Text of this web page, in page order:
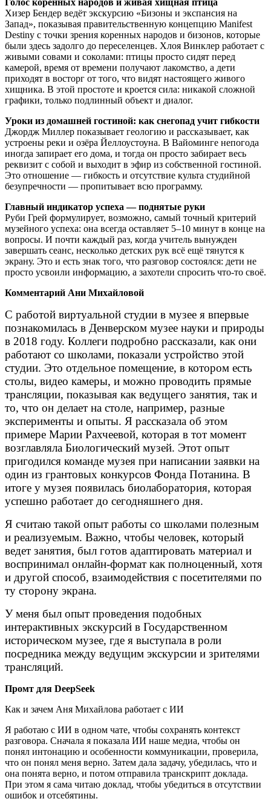
Голос коренных народов и живая хищная птица
Хизер Бендер ведёт экскурсию «Бизоны и экспансия на
Запад», показывая правительственную концепцию Manifest
Destiny с точки зрения коренных народов и бизонов, которые
были здесь задолго до переселенцев. Хлоя Винклер работает с
живыми совами и соколами: птицы просто сидят перед
камерой, время от времени получают лакомство, а дети
приходят в восторг от того, что видят настоящего живого
хищника. В этой простоте и кроется сила: никакой сложной
графики, только подлинный объект и диалог.
Уроки из домашней гостиной: как снегопад учит гибкости
Джордж Миллер показывает геологию и рассказывает, как
устроены реки и озёра Йеллоустоуна. В Вайоминге непогода
иногда запирает его дома, и тогда он просто забирает весь
реквизит с собой и выходит в эфир из собственной гостиной.
Это отношение — гибкость и отсутствие культа студийной
безупречности — пропитывает всю программу.
Главный индикатор успеха — поднятые руки
Руби Грей формулирует, возможно, самый точный критерий
музейного успеха: она всегда оставляет 5–10 минут в конце на
вопросы. И почти каждый раз, когда учитель вынужден
завершать сеанс, несколько детских рук всё ещё тянутся к
экрану. Это и есть знак того, что разговор состоялся: дети не
просто усвоили информацию, а захотели спросить что-то своё.
Комментарий Ани Михайловой
С работой виртуальной студии в музее я впервые
познакомилась в Денверском музее науки и природы
в 2018 году. Коллеги подробно рассказали, как они
работают со школами, показали устройство этой
студии. Это отдельное помещение, в котором есть
столы, видео камеры, и можно проводить прямые
трансляции, показывая как ведущего занятия, так и
то, что он делает на столе, например, разные
эксперименты и опыты. Я рассказала об этом
примере Марии Рахчеевой, которая в тот момент
возглавляла Биологический музей. Этот опыт
пригодился команде музея при написании заявки на
один из грантовых конкурсов Фонда Потанина. В
итоге у музея появилась биолаборатория, которая
успешно работает до сегодняшнего дня.
Я считаю такой опыт работы со школами полезным
и реализуемым. Важно, чтобы человек, который
ведет занятия, был готов адаптировать материал и
воспринимал онлайн-формат как полноценный, хотя
и другой способ, взаимодействия с посетителями по
ту сторону экрана.
У меня был опыт проведения подобных
интерактивных экскурсий в Государственном
историческом музее, где я выступала в роли
посредника между ведущим экскурсии и зрителями
трансляций.
Промт для DeepSeek
Как и зачем Аня Михайлова работает с ИИ
Я работаю с ИИ в одном чате, чтобы сохранять контекст
разговора. Сначала я показала ИИ наше медиа, чтобы он
понял интонацию и особенности коммуникации, проверила,
что он понял меня верно. Затем дала задачу, убедилась, что и
она понята верно, и потом отправила транскрипт доклада.
При этом я сама читаю доклад, чтобы убедиться в отсутствии
ошибок и отсебятины.